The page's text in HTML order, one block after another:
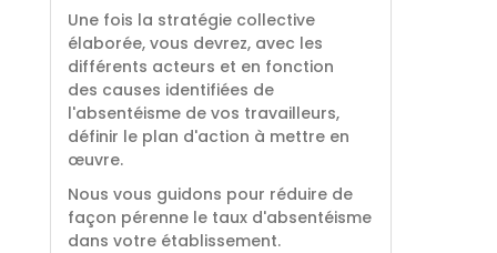
Une fois la stratégie collective
élaborée, vous devrez, avec les
différents acteurs et en fonction
des causes identifiées de
l'absentéisme de vos travailleurs,
définir le plan d'action à mettre en
œuvre.
Nous vous guidons pour réduire de
façon pérenne le taux d'absentéisme
dans votre établissement.